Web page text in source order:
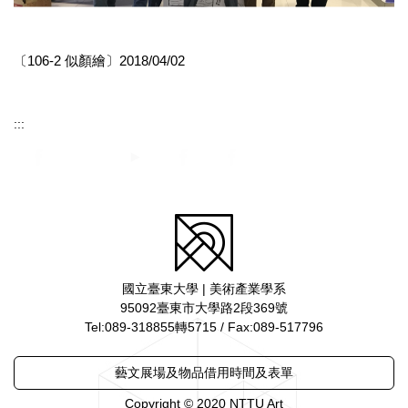
〔106-2 似顏繪〕2018/04/02
:::
國立臺東大學 | 美術產業學系
95092臺東市大學路2段369號
Tel:089-318855轉5715 / Fax:089-517796
藝文展場及物品借用時間及表單
Copyright © 2020 NTTU Art